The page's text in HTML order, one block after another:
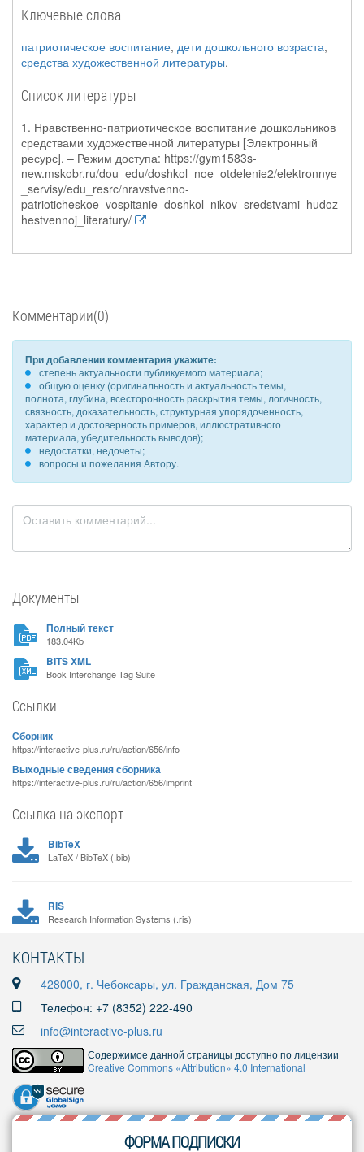
Ключевые слова
патриотическое воспитание, дети дошкольного возраста,
средства художественной литературы.
Список литературы
1. Нравственно-патриотическое воспитание дошкольников
средствами художественной литературы [Электронный
ресурс]. – Режим доступа: https://gym1583s-
new.mskobr.ru/dou_edu/doshkol_noe_otdelenie2/elektronnye
_servisy/edu_resrc/nravstvenno-
patrioticheskoe_vospitanie_doshkol_nikov_sredstvami_hudoz
hestvennoj_literatury/
Комментарии(0)
При добавлении комментария укажите:
степень актуальности публикуемого материала;
общую оценку (оригинальность и актуальность темы,
полнота, глубина, всесторонность раскрытия темы, логичность,
связность, доказательность, структурная упорядоченность,
характер и достоверность примеров, иллюстративного
материала, убедительность выводов);
недостатки, недочеты;
вопросы и пожелания Автору.
Документы
Полный текст
183.04Kb
BITS XML
Book Interchange Tag Suite
Ссылки
Сборник
https://interactive-plus.ru/ru/action/656/info
Выходные сведения сборника
https://interactive-plus.ru/ru/action/656/imprint
Ссылка на экспорт
BibTeX
LaTeX / BibTeX (.bib)
RIS
Research Information Systems (.ris)
КОНТАКТЫ
428000, г. Чебоксары, ул. Гражданская, Дом 75
Телефон: +7 (8352) 222-490
info@interactive-plus.ru
Содержимое данной страницы доступно по лицензии
Creative Commons «Attribution» 4.0 International
ФОРМА ПОДПИСКИ